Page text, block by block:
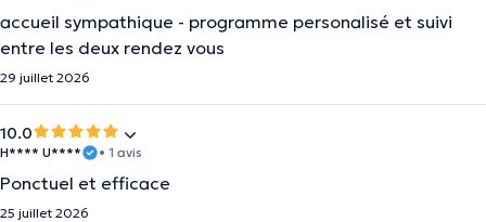
accueil sympathique - programme personalisé et suivi
entre les deux rendez vous
29 juillet 2026
10.0
H**** U**** • 1 avis
Ponctuel et efficace
25 juillet 2026